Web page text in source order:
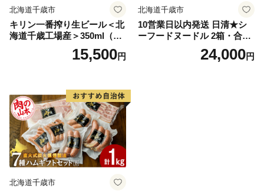
北海道千歳市
キリン一番搾り生ビール＜北
海道千歳工場産＞350ml（24
15,500円
北海道千歳市
10営業日以内発送 日清★シ
ーフードヌードル 2箱・合計
24,000円
北海道千歳市